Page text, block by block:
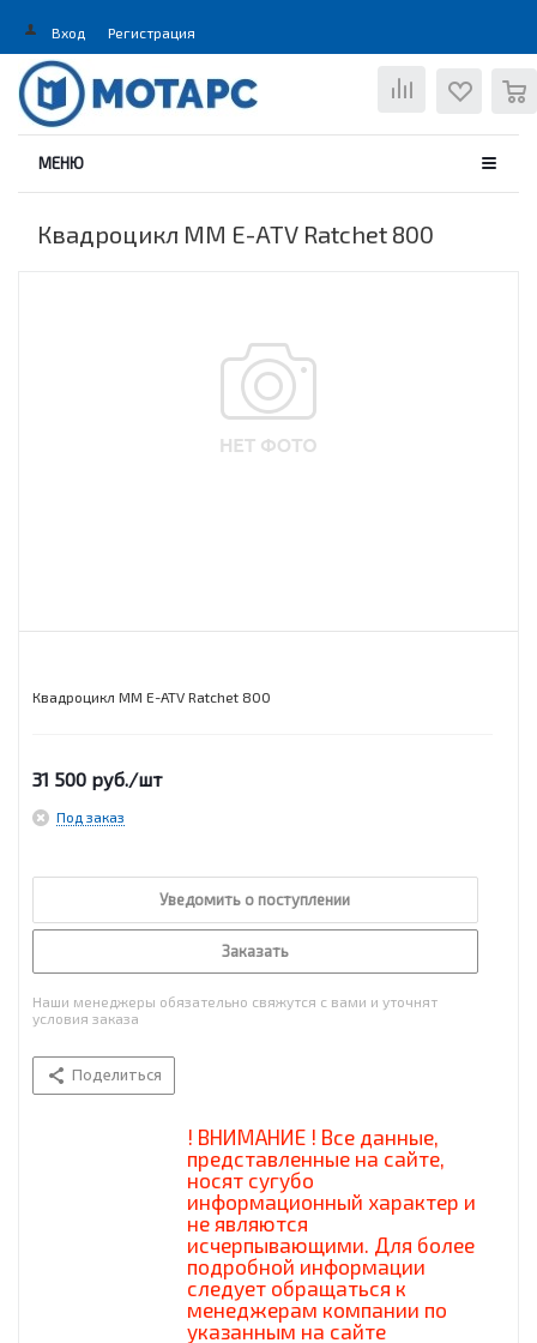
Вход Регистрация
МЕНЮ
Квадроцикл MM E-ATV Ratchet 800
Квадроцикл MM E-ATV Ratchet 800
31 500 руб./шт
Под заказ
Уведомить о поступлении
Заказать
Наши менеджеры обязательно свяжутся с вами и уточнят
условия заказа
Поделиться
! ВНИМАНИЕ ! Все данные,
представленные на сайте,
носят сугубо
информационный характер и
не являются
исчерпывающими. Для более
подробной информации
следует обращаться к
менеджерам компании по
указанным на сайте